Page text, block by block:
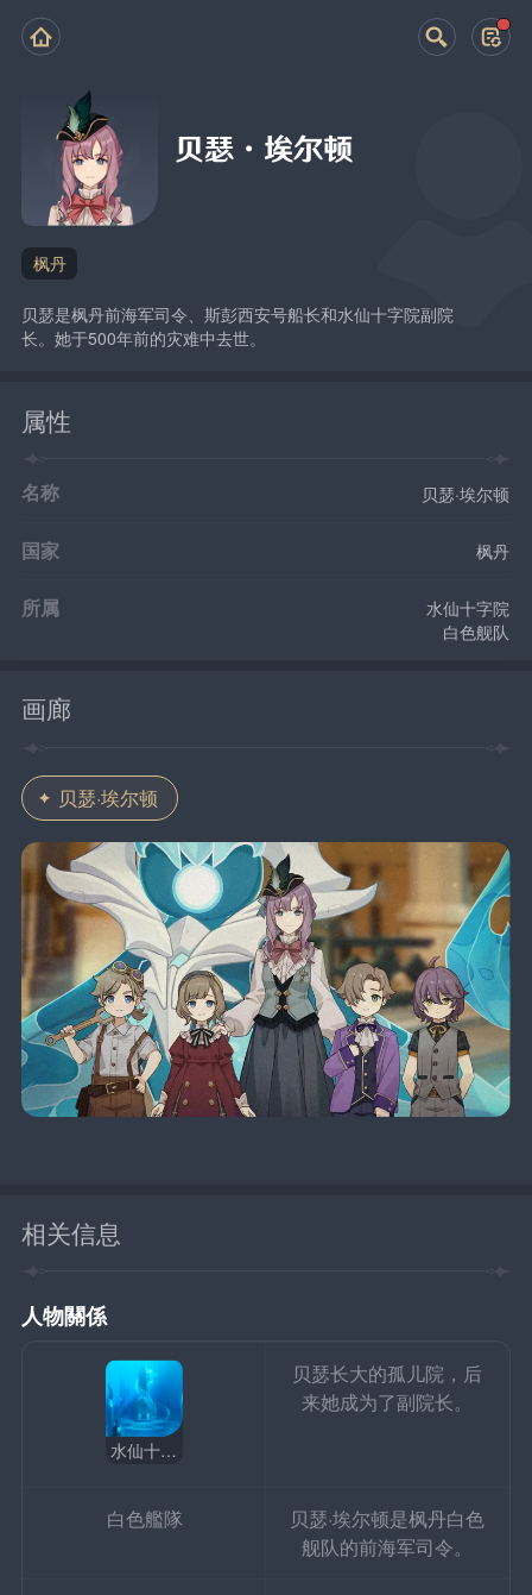
贝瑟·埃尔顿
枫丹
贝瑟是枫丹前海军司令、斯彭西安号船长和水仙十字院副院
长。她于500年前的灾难中去世。
属性
名称 贝瑟·埃尔顿
国家 枫丹
所属
水仙十字院
白色舰队
画廊
贝瑟·埃尔顿
相关信息
人物關係
水仙十字院
贝瑟长大的孤儿院，后
来她成为了副院长。
白色艦隊
贝瑟·埃尔顿是枫丹白色
舰队的前海军司令。